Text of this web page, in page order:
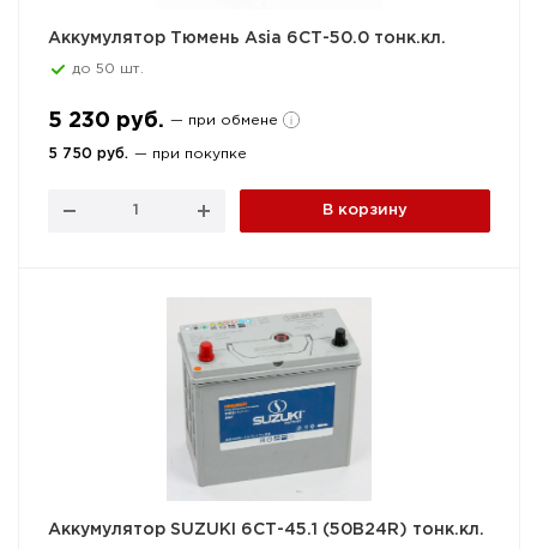
Аккумулятор Тюмень Asia 6СТ-50.0 тонк.кл.
до 50 шт.
5 230 руб. — при обмене
5 750 руб. — при покупке
В корзину
Аккумулятор SUZUKI 6СТ-45.1 (50B24R) тонк.кл.